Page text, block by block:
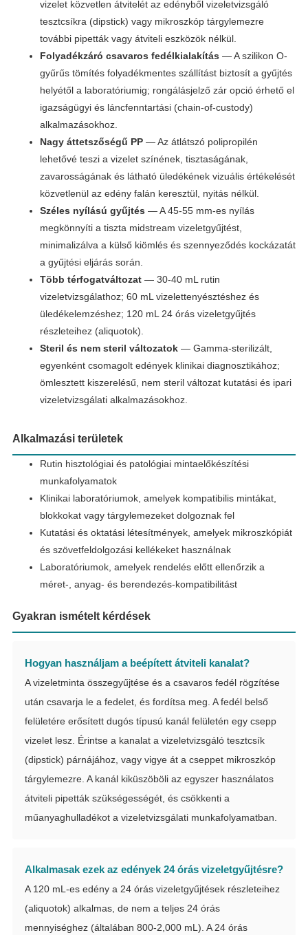
vizelet közvetlen átvitelét az edényből vizeletvizsgáló
tesztcsíkra (dipstick) vagy mikroszkóp tárgylemezre
további pipetták vagy átviteli eszközök nélkül.
Folyadékzáró csavaros fedélkialakítás — A szilikon O-
gyűrűs tömítés folyadékmentes szállítást biztosít a gyűjtés
helyétől a laboratóriumig; rongálásjelző zár opció érhető el
igazságügyi és láncfenntartási (chain-of-custody)
alkalmazásokhoz.
Nagy áttetszőségű PP— Az átlátszó polipropilén
lehetővé teszi a vizelet színének, tisztaságának,
zavarosságának és látható üledékének vizuális értékelését
közvetlenül az edény falán keresztül, nyitás nélkül.
Széles nyílású gyűjtés — A 45-55 mm-es nyílás
megkönnyíti a tiszta midstream vizeletgyűjtést,
minimalizálva a külső kiömlés és szennyeződés kockázatát
a gyűjtési eljárás során.
Több térfogatváltozat— 30-40 mL rutin
vizeletvizsgálathoz; 60 mL vizelettenyésztéshez és
üledékelemzéshez; 120 mL 24 órás vizeletgyűjtés
részleteihez (aliquotok).
Steril és nem steril változatok— Gamma-sterilizált,
egyenként csomagolt edények klinikai diagnosztikához;
ömlesztett kiszerelésű, nem steril változat kutatási és ipari
vizeletvizsgálati alkalmazásokhoz.
Alkalmazási területek
Rutin hisztológiai és patológiai mintaelőkészítési
munkafolyamatok
Klinikai laboratóriumok, amelyek kompatibilis mintákat,
blokkokat vagy tárgylemezeket dolgoznak fel
Kutatási és oktatási létesítmények, amelyek mikroszkópiát
és szövetfeldolgozási kellékeket használnak
Laboratóriumok, amelyek rendelés előtt ellenőrzik a
méret-, anyag- és berendezés-kompatibilitást
Gyakran ismételt kérdések
Hogyan használjam a beépített átviteli kanalat?
A vizeletminta összegyűjtése és a csavaros fedél rögzítése
után csavarja le a fedelet, és fordítsa meg. A fedél belső
felületére erősített dugós típusú kanál felületén egy csepp
vizelet lesz. Érintse a kanalat a vizeletvizsgáló tesztcsík
(dipstick) párnájához, vagy vigye át a cseppet mikroszkóp
tárgylemezre. A kanál kiküszöböli az egyszer használatos
átviteli pipetták szükségességét, és csökkenti a
műanyaghulladékot a vizeletvizsgálati munkafolyamatban.
Alkalmasak ezek az edények 24 órás vizeletgyűjtésre?
A 120 mL-es edény a 24 órás vizeletgyűjtések részleteihez
(aliquotok) alkalmas, de nem a teljes 24 órás
mennyiséghez (általában 800-2,000 mL). A 24 órás